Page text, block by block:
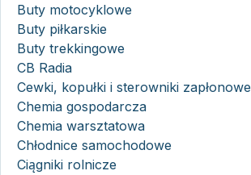
Buty motocyklowe
Buty piłkarskie
Buty trekkingowe
CB Radia
Cewki, kopułki i sterowniki zapłonowe
Chemia gospodarcza
Chemia warsztatowa
Chłodnice samochodowe
Ciągniki rolnicze